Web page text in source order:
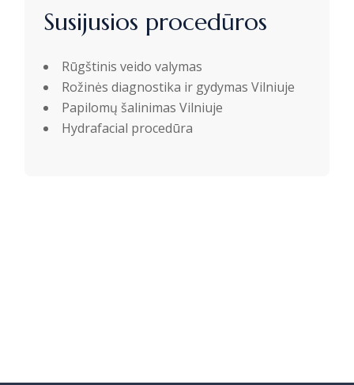
Susijusios procedūros
Rūgštinis veido valymas
Rožinės diagnostika ir gydymas Vilniuje
Papilomų šalinimas Vilniuje
Hydrafacial procedūra